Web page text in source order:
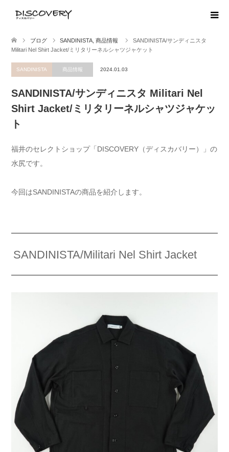
ブログ SANDINISTA 商品情報
SANDINISTA/サンディニスタ
Militari Nel Shirt Jacket/ミリタリーネルシャツジャケット
SANDINISTA 商品情報 2024.01.03
SANDINISTA/サンディニスタ Militari Nel
Shirt Jacket/ミリタリーネルシャツジャケッ
ト
福井のセレクトショップ「DISCOVERY（ディスカバリー）」の
水尻です。
今回はSANDINISTAの商品を紹介します。
SANDINISTA/Militari Nel Shirt Jacket